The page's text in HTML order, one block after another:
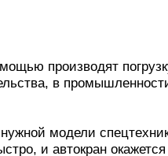
производят
в
модели
и автокран